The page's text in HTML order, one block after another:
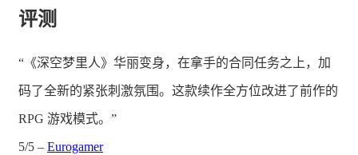
评测
“《深空梦里人》华丽变身，在拿手的合同任务之上，加
码了全新的紧张刺激氛围。这款续作全方位改进了前作的
RPG 游戏模式。”
5/5 – Eurogamer